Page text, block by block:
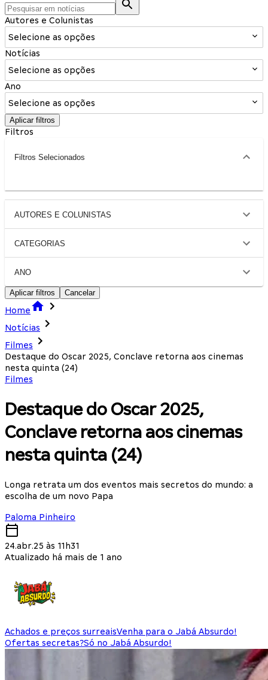
Autores e Colunistas
Selecione as opções
Notícias
Selecione as opções
Ano
Selecione as opções
Aplicar filtros
Filtros
Filtros Selecionados
AUTORES E COLUNISTAS
CATEGORIAS
ANO
Aplicar filtros Cancelar
Home
Notícias
Filmes
Destaque do Oscar 2025, Conclave retorna aos cinemas
nesta quinta (24)
Filmes
Destaque do Oscar 2025,
Conclave retorna aos cinemas
nesta quinta (24)
Longa retrata um dos eventos mais secretos do mundo: a
escolha de um novo Papa
Paloma Pinheiro
24.abr.25 às 11h31
Atualizado há mais de 1 ano
Achados e preços surreaisVenha para o Jabá Absurdo!
Ofertas secretas?Só no Jabá Absurdo!